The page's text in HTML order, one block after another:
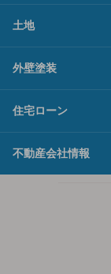
土地
外壁塗装
住宅ローン
不動産会社情報